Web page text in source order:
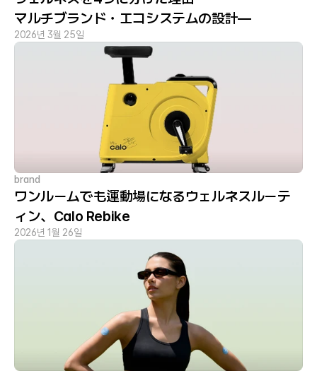
マルチブランド・エコシステムの設計—
2026년 3월 25일
brand
ワンルームでも運動場になるウェルネスルーテ
ィン、Calo Rebike
2026년 1월 26일